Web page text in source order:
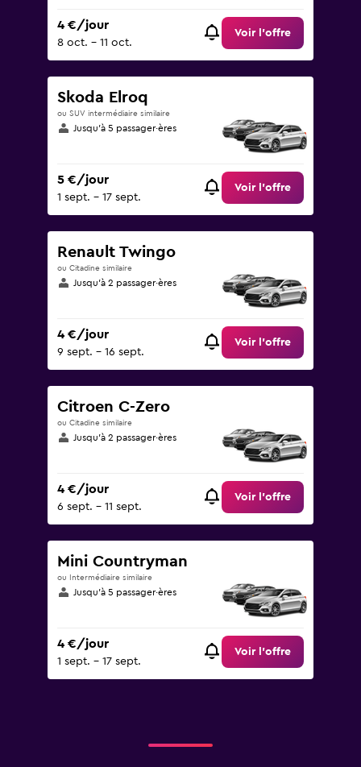
4 €/jour
8 oct. - 11 oct.
Voir l’offre
Skoda Elroq
ou SUV intermédiaire similaire
Jusqu’à 5 passager·ères
5 €/jour
1 sept. - 17 sept.
Voir l’offre
Renault Twingo
ou Citadine similaire
Jusqu’à 2 passager·ères
4 €/jour
9 sept. - 16 sept.
Voir l’offre
Citroen C-Zero
ou Citadine similaire
Jusqu’à 2 passager·ères
4 €/jour
6 sept. - 11 sept.
Voir l’offre
Mini Countryman
ou Intermédiaire similaire
Jusqu’à 5 passager·ères
4 €/jour
1 sept. - 17 sept.
Voir l’offre